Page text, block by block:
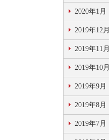
2020年1月
2019年12月
2019年11月
2019年10月
2019年9月
2019年8月
2019年7月